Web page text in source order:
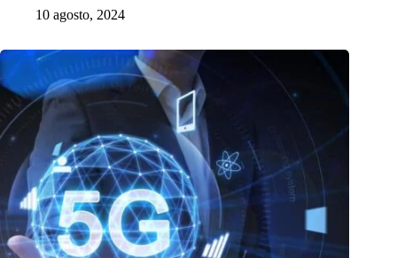
10 agosto, 2024